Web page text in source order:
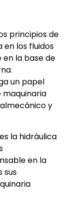
principios de
en los fluidos
la base de
un papel
maquinaria
y
la hidráulica
en la
sus